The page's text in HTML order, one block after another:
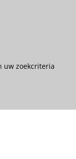
uw zoekcriteria